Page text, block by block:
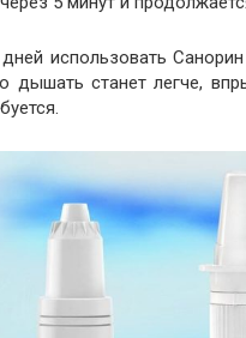
использовать Санорин
дышать станет легче,